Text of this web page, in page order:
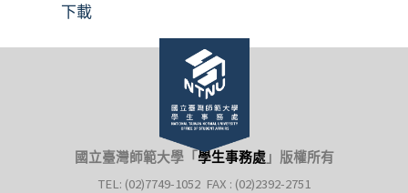
下載
國立臺灣師範大學「 學生事務處」 版權所有
TEL: (02)7749-1052 FAX : (02)2392-2751